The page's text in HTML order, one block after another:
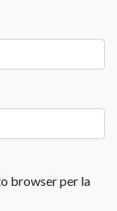
browser per la